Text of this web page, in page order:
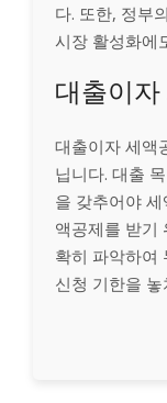
다. 또한, 정부
시장 활성화에
대출이
대출이자 세액
닙니다. 대출
을 갖추어야
액공제를 받기
확히 파악하여
신청 기한을